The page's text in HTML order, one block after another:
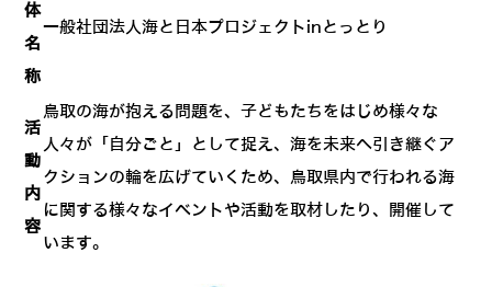
体
名
称
一般社団法人海と日本プロジェクトinとっとり
活
動
内
容
鳥取の海が抱える問題を、子どもたちをはじめ様々な
人々が「自分ごと」として捉え、海を未来へ引き継ぐア
クションの輪を広げていくため、鳥取県内で行われる海
に関する様々なイベントや活動を取材したり、開催して
います。